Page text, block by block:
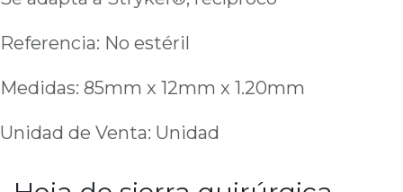
Referencia: No estéril
Medidas: 85mm x 12mm x 1.20mm
Unidad de Venta: Unidad